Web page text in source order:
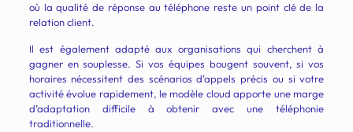
où la qualité de réponse au téléphone reste un point clé de la
relation client.
Il est également adapté aux organisations qui cherchent à
gagner en souplesse. Si vos équipes bougent souvent, si vos
horaires nécessitent des scénarios d’appels précis ou si votre
activité évolue rapidement, le modèle cloud apporte une marge
d’adaptation difficile à obtenir avec une téléphonie
traditionnelle.